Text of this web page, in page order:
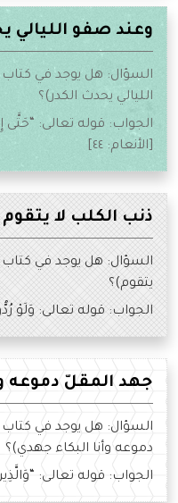
وعند صفو الليالي
السؤال: هل يوجد في
الليالي يحدث الكدر)؟
الجواب: قوله تعالى: “حَتَّى
[الأنعام: ٤٤]
ذنب الكلب لا يتقوم
السؤال: هل يوجد في كتاب
يتقوم)؟
الجواب: قوله تعالى: وَلَوْ
جهد المقلّ دموعه
السؤال: هل يوجد في
دموعه وأنا البكاء جهدي)؟
الجواب: قوله تعالى: